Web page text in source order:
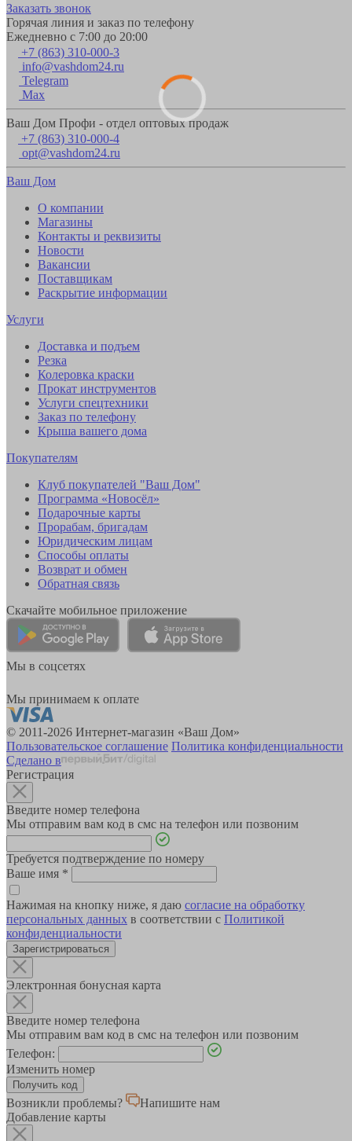
Заказать звонок
Горячая линия и заказ по телефону
Ежедневно с 7:00 до 20:00
+7 (863) 310-000-3
info@vashdom24.ru
Telegram
Max
Ваш Дом Профи - отдел оптовых продаж
+7 (863) 310-000-4
opt@vashdom24.ru
Ваш Дом
О компании
Магазины
Контакты и реквизиты
Новости
Вакансии
Поставщикам
Раскрытие информации
Услуги
Доставка и подъем
Резка
Колеровка краски
Прокат инструментов
Услуги спецтехники
Заказ по телефону
Крыша вашего дома
Покупателям
Клуб покупателей "Ваш Дом"
Программа «Новосёл»
Подарочные карты
Прорабам, бригадам
Юридическим лицам
Способы оплаты
Возврат и обмен
Обратная связь
Скачайте мобильное приложение
Мы в соцсетях
Мы принимаем к оплате
© 2011-2026 Интернет-магазин «Ваш Дом»
Пользовательское соглашение Политика конфиденциальности
Сделано в
Регистрация
Введите номер телефона
Мы отправим вам код в смс на телефон или позвоним
Требуется подтверждение по номеру
Ваше имя *
Нажимая на кнопку ниже, я даю согласие на обработку
персональных данных в соответствии с Политикой
конфиденциальности
Зарегистрироваться
Электронная бонусная карта
Введите номер телефона
Мы отправим вам код в смс на телефон или позвоним
Телефон:
Изменить номер
Возникли проблемы?
Напишите нам
Добавление карты